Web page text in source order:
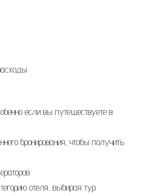
если вы путешествуете в
бронирования, чтобы получить
отеля, выбирая тур.